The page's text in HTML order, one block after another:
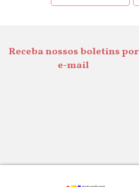
Receba nossos boletins por
e-mail